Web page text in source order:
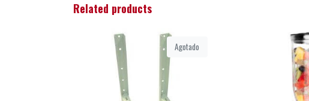
Related products
Agotado